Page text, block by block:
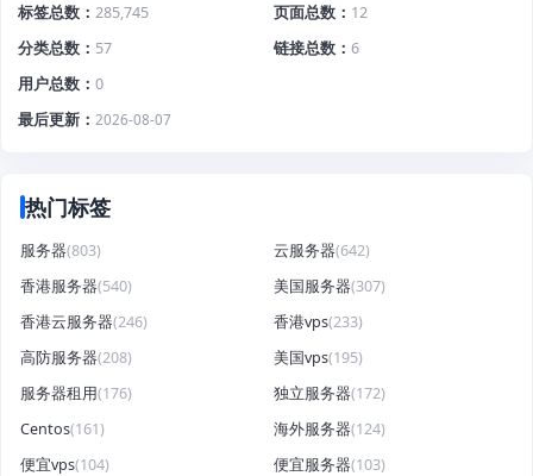
标签总数
285,745 页面总数
12
分类总数
57 链接总数
6
用户总数
0
最后更新
2026-08-07
热门标签
服务器(803) 云服务器(642)
香港服务器(540) 美国服务器(307)
香港云服务器(246) 香港vps(233)
高防服务器(208) 美国vps(195)
服务器租用(176) 独立服务器(172)
Centos(161) 海外服务器(124)
便宜vps(104) 便宜服务器(103)